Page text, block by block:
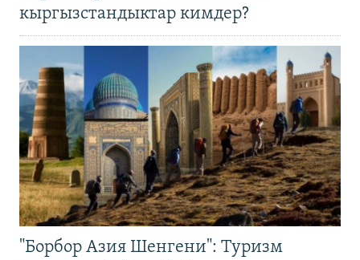
кыргызстандыктар кимдер?
"Борбор Азия Шенгени": Туризм